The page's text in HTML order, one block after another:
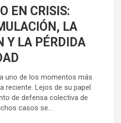
EN CRISIS:
LA
Y LA PÉRDIDA
uno de los momentos más
reciente. Lejos de su papel
de defensa colectiva de
casos se...